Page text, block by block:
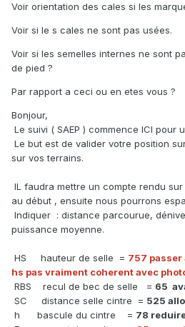
Voir orientation des cales si les
Voir si le s cales ne sont pas usées.
Voir si les semelles internes ne sont
de pied ?
Par rapport a ceci ou en etes vous ?
Bonjour,
Le suivi ( SAEP ) commence ICI pour
Le but est de valider votre position
sur vos terrains.
IL faudra mettre un compte rendu
au début , ensuite nous pourrons
Indiquer : distance parcourue,
puissance moyenne.
HS hauteur de selle = 757
hs pas vraiment coherent avec
RBS recul de bec de selle = 65
SC distance selle cintre = 525
h bascule du cintre = 78